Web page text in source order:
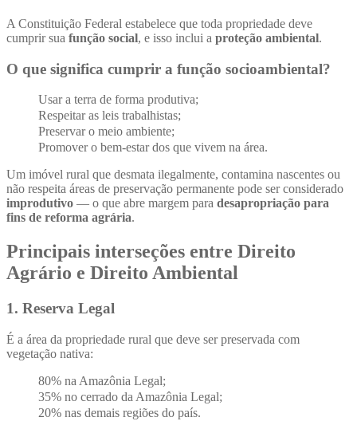
A Constituição Federal estabelece que toda propriedade deve
cumprir sua função social, e isso inclui a proteção ambiental.
O que significa cumprir a função socioambiental?
Usar a terra de forma produtiva;
Respeitar as leis trabalhistas;
Preservar o meio ambiente;
Promover o bem-estar dos que vivem na área.
Um imóvel rural que desmata ilegalmente, contamina nascentes ou
não respeita áreas de preservação permanente pode ser considerado
improdutivo — o que abre margem para desapropriação para
fins de reforma agrária.
Principais interseções entre Direito
Agrário e Direito Ambiental
1. Reserva Legal
É a área da propriedade rural que deve ser preservada com
vegetação nativa:
80% na Amazônia Legal;
35% no cerrado da Amazônia Legal;
20% nas demais regiões do país.